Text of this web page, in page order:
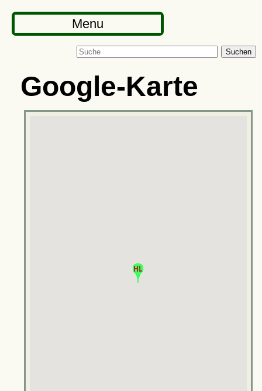
Menu
Suchen
Google-Karte